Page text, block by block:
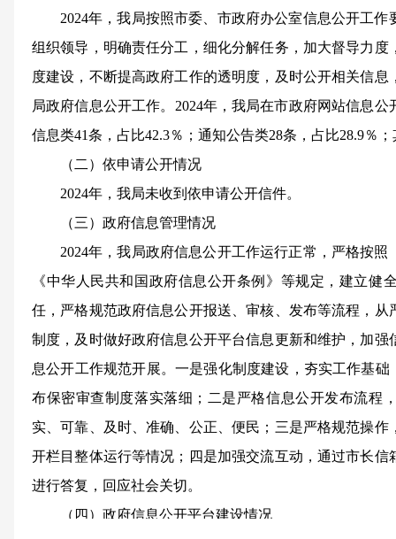
2024年，我局按照市委、市政府办公室信息公开工
组织领导，明确责任分工，细化分解任务，加大督导力
度建设，不断提高政府工作的透明度，及时公开相关信
局政府信息公开工作。2024年，我局在市政府网站信息公
信息类41条，占比42.3％；通知公告类28条，占比28.9％
（二）依申请公开情况
2024年，我局未收到依申请公开信件。
（三）政府信息管理情况
2024年，我局政府信息公开工作运行正常，严格按
《中华人民共和国政府信息公开条例》等规定，建立健
任，严格规范政府信息公开报送、审核、发布等流程，
制度，及时做好政府信息公开平台信息更新和维护，加
息公开工作规范开展。一是强化制度建设，夯实工作基础
布保密审查制度落实落细；二是严格信息公开发布流程
实、可靠、及时、准确、公正、便民；三是严格规范操
开栏目整体运行等情况；四是加强交流互动，通过市长
进行答复，回应社会关切。
（四）政府信息公开平台建设情况